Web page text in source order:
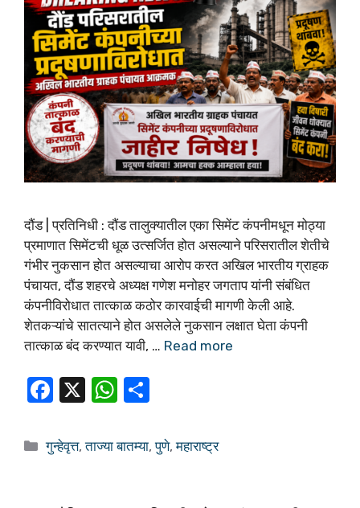
दौंड | प्रतिनिधी : दौंड तालुक्यातील एका सिमेंट कंपनीमधून मोठ्या
प्रमाणात सिमेंटची धूळ उत्सर्जित होत असल्याने परिसरातील शेतीचे
गंभीर नुकसान होत असल्याचा आरोप करत अखिल भारतीय ग्राहक
पंचायत, दौंड शहरचे अध्यक्ष गणेश मनोहर जगताप यांनी संबंधित
कंपनीविरोधात तात्काळ कठोर कारवाईची मागणी केली आहे.
शेतकऱ्यांचे सातत्याने होत असलेले नुकसान लक्षात घेता कंपनी
तात्काळ बंद करण्यात यावी, … Read more
F
c
X
W
at ar
गुन्हेवृत्त,ताज्या बातम्या,पुणे,महाराष्ट्र